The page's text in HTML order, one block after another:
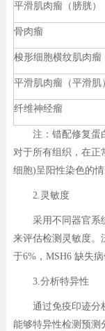
平滑肌肉瘤（膀胱）
骨肉瘤
梭形细胞横纹肌肉瘤
平滑肌肉瘤（平滑肌
纤维神经瘤
注：错配修复蛋白
对于所有组织，在正
细胞)呈阳性染色的
2.灵敏度
采用不同器官系统
来评估检测灵敏度。
于6%，MSH6 缺失
3.分析特异性
通过免疫印迹分析
能够特异性检测预测